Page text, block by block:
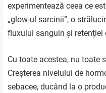
experimentează ceea ce
„glow-ul sarcinii”, o
fluxului sanguin și retenției
Cu toate acestea, nu toate
Creșterea nivelului de
sebacee, ducând la o